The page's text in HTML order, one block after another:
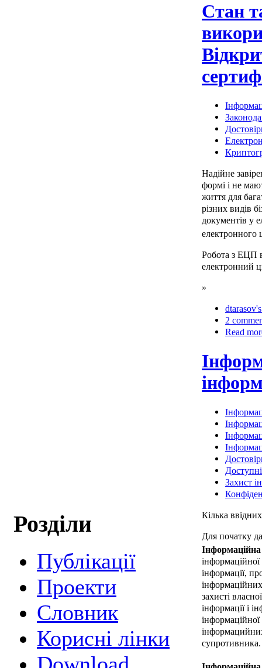
Розділи
Публікації
Проекти
Cловник
Корисні лінки
Стан
Надійне
формі і не
життя для
різних видів
документів у
Робота з ЕЦП в
електронний
»
2
Read
Захист
Кілька
Для початку
Інформаційна
інформації,
захисті
інформації і
супротивника.